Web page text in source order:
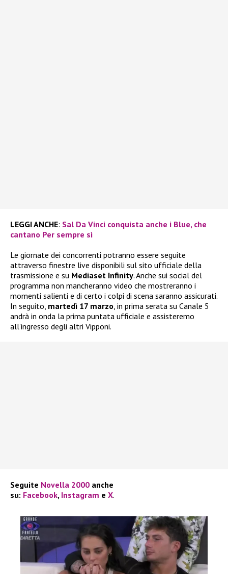
LEGGI ANCHE: Sal Da Vinci conquista anche i Blue, che
cantano Per sempre sì
Le giornate dei concorrenti potranno essere seguite
attraverso finestre live disponibili sul sito ufficiale della
trasmissione e su Mediaset Infinity. Anche sui social del
programma non mancheranno video che mostreranno i
momenti salienti e di certo i colpi di scena saranno assicurati.
In seguito, martedì 17 marzo, in prima serata su Canale 5
andrà in onda la prima puntata ufficiale e assisteremo
all’ingresso degli altri Vipponi.
Seguite Novella 2000 anche
su: Facebook, Instagram e X.